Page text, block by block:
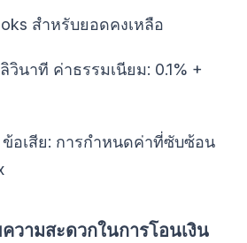
สำหรับยอดคงเหลือ
วินาที ค่าธรรมเนียม: 0.1% +
ข้อเสีย: การกำหนดค่าที่ซับซ้อน
วามสะดวกในการโอนเงิน